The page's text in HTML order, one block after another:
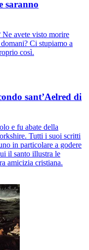
saranno
Ne avete visto morire
Ci stupiamo a
così.
sant’Aelred di
e fu abate della
Tutti i suoi scritti
in particolare a godere
il santo illustra le
amicizia cristiana.